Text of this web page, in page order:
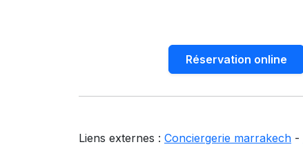
Réservation online
Liens externes : Conciergerie marrakech -